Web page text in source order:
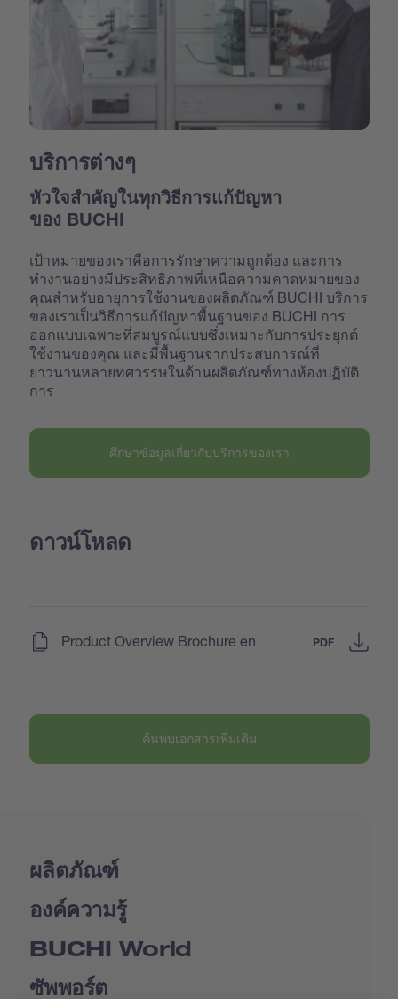
บริการต่างๆ
หัวใจสำคัญในทุกวิธีการแก้ปัญหา
ของ BUCHI
เป้าหมายของเราคือการรักษาความถูกต้อง และการ
ทำงานอย่างมีประสิทธิภาพที่เหนือความคาดหมายของ
คุณสำหรับอายุการใช้งานของผลิตภัณฑ์ BUCHI บริการ
ของเราเป็นวิธีการแก้ปัญหาพื้นฐานของ BUCHI การ
ออกแบบเฉพาะที่สมบูรณ์แบบซึ่งเหมาะกับการประยุกต์
ใช้งานของคุณ และมีพื้นฐานจากประสบการณ์ที่
ยาวนานหลายทศวรรษในด้านผลิตภัณฑ์ทางห้องปฏิบัติ
การ
ศึกษาข้อมูลเกี่ยวกับบริการของเรา
ดาวน์โหลด
Product Overview Brochure en PDF
ค้นพบเอกสารเพิ่มเติม
ผลิตภัณฑ์
องค์ความรู้
BUCHI World
ซัพพอร์ต